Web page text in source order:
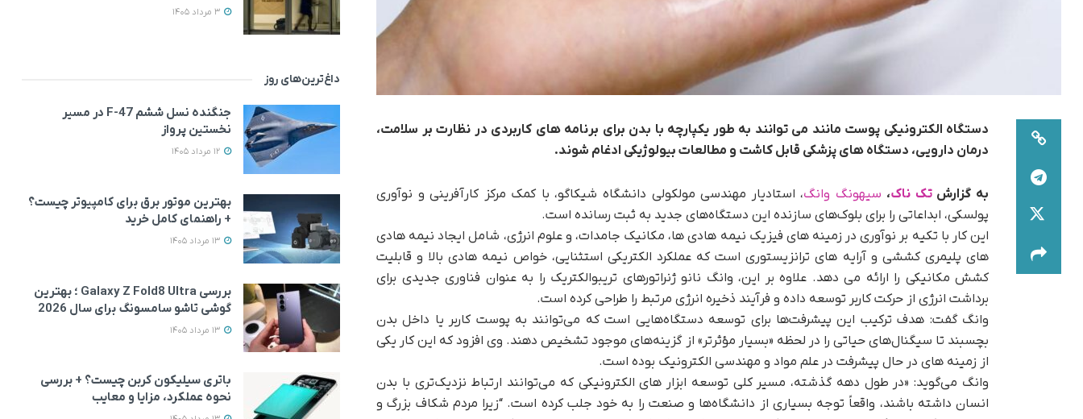
دستگاه الکترونیکی پوست مانند می توانند به طور یکپارچه با بدن برای برنامه های کاربردی در نظارت بر سلامت،
درمان دارویی، دستگاه های پزشکی قابل کاشت و مطالعات بیولوژیکی ادغام شوند.
به گزارشتک ناک، سیهونگ وانگ، استادیار مهندسی مولکولی دانشگاه شیکاگو، با کمک مرکز کارآفرینی و نوآوری
پولسکی، ابداعاتی را برای بلوک‌های سازنده این دستگاه‌های جدید به ثبت رسانده است.
این کار با تکیه بر نوآوری در زمینه های فیزیک نیمه هادی ها، مکانیک جامدات، و علوم انرژی، شامل ایجاد نیمه هادی
های پلیمری کششی و آرایه های ترانزیستوری است که عملکرد الکتریکی استثنایی، خواص نیمه هادی بالا و قابلیت
کشش مکانیکی را ارائه می دهد. علاوه بر این، وانگ نانو ژنراتورهای تریبوالکتریک را به عنوان فناوری جدیدی برای
برداشت انرژی از حرکت کاربر توسعه داده و فرآیند ذخیره انرژی مرتبط را طراحی کرده است.
وانگ گفت: هدف ترکیب این پیشرفت‌ها برای توسعه دستگاه‌هایی است که می‌توانند به پوست کاربر یا داخل بدن
بچسبند تا سیگنال‌های حیاتی را در لحظه «بسیار مؤثرتر» از گزینه‌های موجود تشخیص دهند. وی افزود که این کار یکی
از زمینه های در حال پیشرفت در علم مواد و مهندسی الکترونیک بوده است.
وانگ می‌گوید: «در طول دهه گذشته، مسیر کلی توسعه ابزار های الکترونیکی که می‌توانند ارتباط نزدیک‌تری با بدن
انسان داشته باشند، واقعاً توجه بسیاری از دانشگاه‌ها و صنعت را به خود جلب کرده است. “زیرا مردم شکاف بزرگ و
داغ‌ترین‌های روز
جنگنده نسل ششم F-47 در مسیر
نخستین پرواز
بهترین موتور برق برای کامپیوتر چیست؟
+ راهنمای کامل خرید
بررسی Galaxy Z Fold8 Ultra ؛ بهترین
گوشی تاشو سامسونگ برای سال 2026
باتری سیلیکون کربن چیست؟ + بررسی
نحوه عملکرد، مزایا و معایب